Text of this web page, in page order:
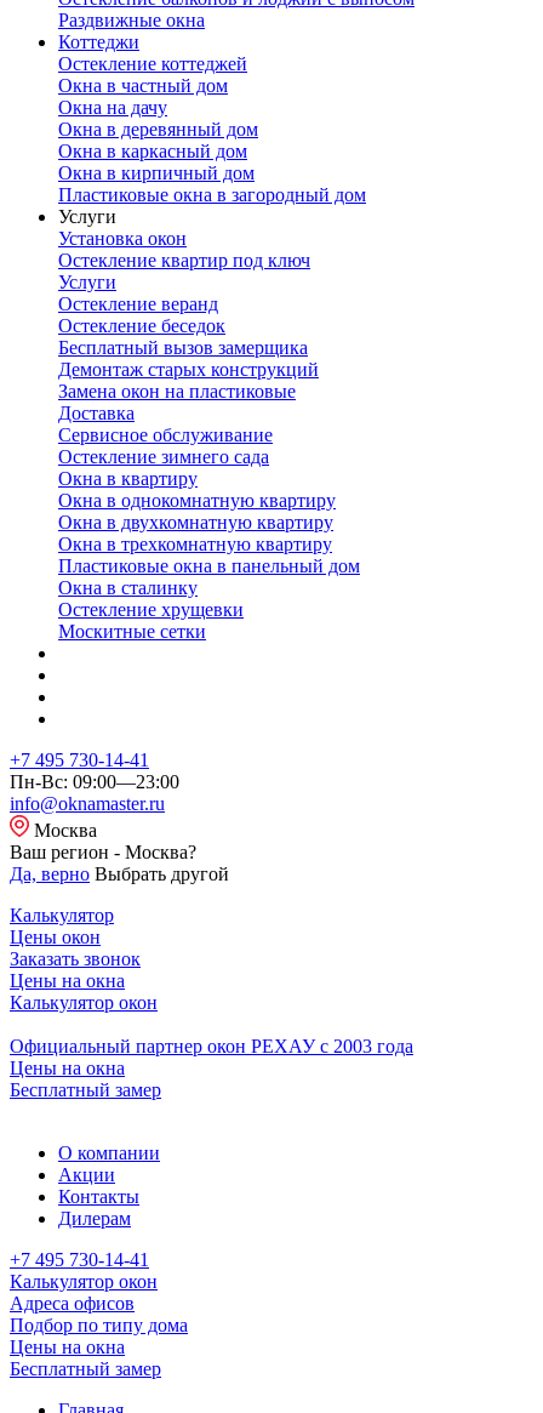
Раздвижные окна
Коттеджи
Остекление коттеджей
Окна в частный дом
Окна на дачу
Окна в деревянный дом
Окна в каркасный дом
Окна в кирпичный дом
Пластиковые окна в загородный дом
Услуги
Установка окон
Остекление квартир под ключ
Услуги
Остекление веранд
Остекление беседок
Бесплатный вызов замерщика
Демонтаж старых конструкций
Замена окон на пластиковые
Доставка
Сервисное обслуживание
Остекление зимнего сада
Окна в квартиру
Окна в однокомнатную квартиру
Окна в двухкомнатную квартиру
Окна в трехкомнатную квартиру
Пластиковые окна в панельный дом
Окна в сталинку
Остекление хрущевки
Москитные сетки
+7 495 730-14-41
Пн-Вс: 09:00—23:00
info@oknamaster.ru
Москва
Ваш регион - Москва?
Да, верно Выбрать другой
Калькулятор
Цены окон
Заказать звонок
Цены на окна
Калькулятор окон
Официальный партнер окон РЕХАУ с 2003 года
Цены на окна
Бесплатный замер
О компании
Акции
Контакты
Дилерам
+7 495 730-14-41
Калькулятор окон
Адреса офисов
Подбор по типу дома
Цены на окна
Бесплатный замер